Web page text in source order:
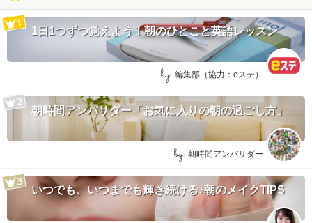
1日1つずつ覚えよう！朝のひとこと英語レッスン
by: 編集部（協力：eステ）
朝時間アンバサダー「お気に入りの朝の過ごし方」
by: 朝時間アンバサダー
いつでも、いつまでも輝き続ける♪朝のメイクTIPS